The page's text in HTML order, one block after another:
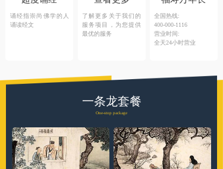
诵经指崇尚佛学的人
诵读经文
了解更多关于我们的
服务项目，为您提供
最优的服务
全国热线:
400-000-1116
营业时间:
全天24小时营业
一条龙套餐
One-stop package